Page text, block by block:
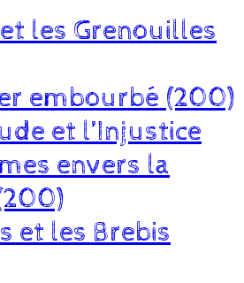
les Grenouilles
embourbé (200)
et l’Injustice
envers la
et les Brebis